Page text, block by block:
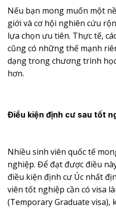
Nếu bạn mong muốn một
giới và cơ hội nghiên cứu
lựa chọn ưu tiên. Thực tế,
cũng có những thế mạnh
dạng trong chương trình
hơn.
Điều kiện định cư sau tốt
Nhiều sinh viên quốc tế
nghiệp. Để đạt được điều
điều kiện định cư Úc nhất
viên tốt nghiệp cần có visa
(Temporary Graduate visa),